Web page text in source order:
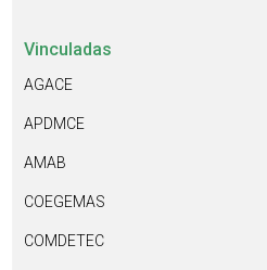
Vinculadas
AGACE
APDMCE
AMAB
COEGEMAS
COMDETEC